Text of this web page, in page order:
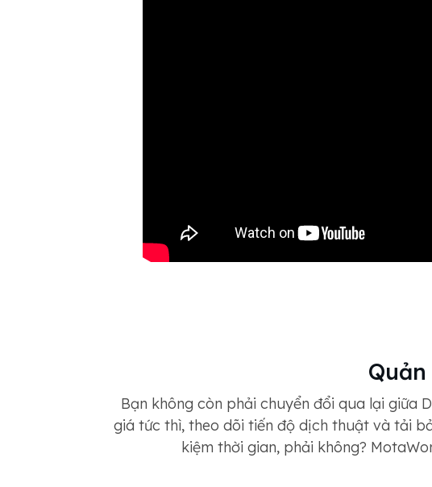
Bạn không còn phải chuyển đổi qua lại giữa
giá tức thì, theo dõi tiến độ dịch thuật và tải
kiệm thời gian, phải không?